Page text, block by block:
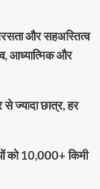
और सहअस्तित्व
आध्यात्मिक और
ज्यादा छात्र, हर
को 10,000+ किमी